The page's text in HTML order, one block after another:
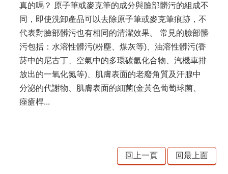
真的嗎？ 原子筆或麥克筆的成分與臉部髒污的組成不
同，即使洗卸產品可以去除原子筆或麥克筆痕跡，不
代表對臉部髒污也有相同的清潔效果。 常見的臉部髒
污包括：水溶性髒污(粉塵、煤灰等)、油溶性髒污(香
菸中的尼古丁、空氣中的多環碳氫化合物、汽機車排
放出的一氧化氮等)、肌膚表面的老廢角質及汗腺中
分泌的代謝物、肌膚表面的細菌(金黃色葡萄球菌、
痤瘡桿...
回上一頁 回最上面